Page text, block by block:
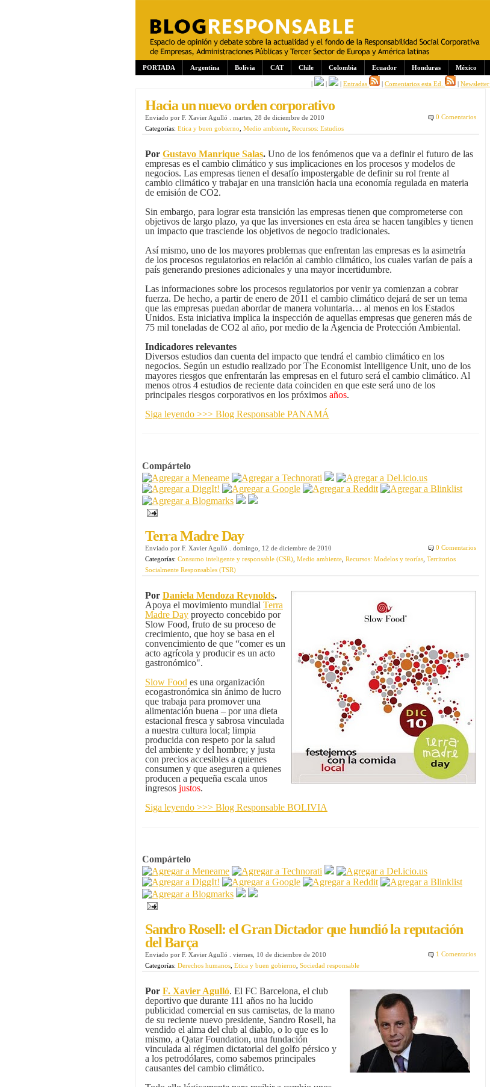
PORTADA Argentina Bolivia CAT Chile Colombia Ecuador Honduras México
| | | Entradas | Comentarios esta Ed. | Newsletter
Hacia un nuevo orden corporativo
Enviado por F. Xavier Agulló martes, 28 de diciembre de 2010
0 Comentarios
Categorías: Etica y buen gobierno Medio ambiente Recursos: Estudios
Por Gustavo Manrique Salas. Uno de los fenómenos que va a definir el futuro de las
empresas es el cambio climático y sus implicaciones en los procesos y modelos de
negocios. Las empresas tienen el desafío impostergable de definir su rol frente al
cambio climático y trabajar en una transición hacia una economía regulada en materia
de emisión de CO2.
Sin embargo, para lograr esta transición las empresas tienen que comprometerse con
objetivos de largo plazo, ya que las inversiones en esta área se hacen tangibles y tienen
un impacto que trasciende los objetivos de negocio tradicionales.
Así mismo, uno de los mayores problemas que enfrentan las empresas es la asimetría
de los procesos regulatorios en relación al cambio climático, los cuales varían de país a
país generando presiones adicionales y una mayor incertidumbre.
Las informaciones sobre los procesos regulatorios por venir ya comienzan a cobrar
fuerza. De hecho, a partir de enero de 2011 el cambio climático dejará de ser un tema
que las empresas puedan abordar de manera voluntaria… al menos en los Estados
Unidos. Esta iniciativa implica la inspección de aquellas empresas que generen más de
75 mil toneladas de CO2 al año, por medio de la Agencia de Protección Ambiental.
Indicadores relevantes
Diversos estudios dan cuenta del impacto que tendrá el cambio climático en los
negocios. Según un estudio realizado por The Economist Intelligence Unit, uno de los
mayores riesgos que enfrentarán las empresas en el futuro será el cambio climático. Al
menos otros 4 estudios de reciente data coinciden en que este será uno de los
principales riesgos corporativos en los próximos años.
Siga leyendo >>> Blog Responsable PANAMÁ
Compártelo
Terra Madre Day
Enviado por F. Xavier Agulló domingo, 12 de diciembre de 2010
0 Comentarios
Categorías: Consumo inteligente y responsable (CSR) Medio ambiente Recursos: Modelos y teorías Territorios
Socialmente Responsables (TSR)
Por Daniela Mendoza Reynolds.
Apoya el movimiento mundial Terra
Madre Day proyecto concebido por
Slow Food, fruto de su proceso de
crecimiento, que hoy se basa en el
convencimiento de que “comer es un
acto agrícola y producir es un acto
gastronómico".
Slow Food es una organización
ecogastronómica sin ánimo de lucro
que trabaja para promover una
alimentación buena – por una dieta
estacional fresca y sabrosa vinculada
a nuestra cultura local; limpia
producida con respeto por la salud
del ambiente y del hombre; y justa
con precios accesibles a quienes
consumen y que aseguren a quienes
producen a pequeña escala unos
ingresos justos.
Siga leyendo >>> Blog Responsable BOLIVIA
Compártelo
Sandro Rosell: el Gran Dictador que hundió la reputación
del Barça
Enviado por F. Xavier Agulló viernes, 10 de diciembre de 2010
1 Comentarios
Categorías: Derechos humanos Etica y buen gobierno Sociedad responsable
Por F. Xavier Agulló. El FC Barcelona, el club
deportivo que durante 111 años no ha lucido
publicidad comercial en sus camisetas, de la mano
de su reciente nuevo presidente, Sandro Rosell, ha
vendido el alma del club al diablo, o lo que es lo
mismo, a Qatar Foundation, una fundación
vinculada al régimen dictatorial del golfo pérsico y
a los petrodólares, como sabemos principales
causantes del cambio climático.